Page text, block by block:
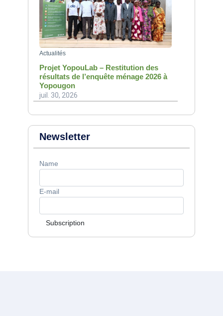
Actualités
Projet YopouLab – Restitution des
résultats de l’enquête ménage 2026 à
Yopougon
juil. 30, 2026
Newsletter
Name
E-mail
Subscription